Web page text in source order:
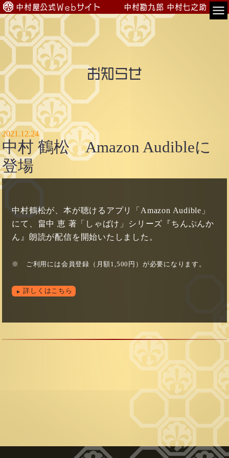
中村屋公式Webサイト 中村勘九郎 中村七之助
会員専用
公演案内
出演情報
TOP
入会のご案内
プロフィール
中村屋一門
お知らせ
2021.12.24
中村 鶴松 Amazon Audibleに
登場
中村鶴松が、本が聴けるアプリ「Amazon Audible」
にて、畠中 恵 著「しゃばけ」シリーズ『ちんぷんか
ん』朗読が配信を開始いたしました。
※　ご利用には会員登録（月額1,500円）が必要になります。
詳しくはこちら